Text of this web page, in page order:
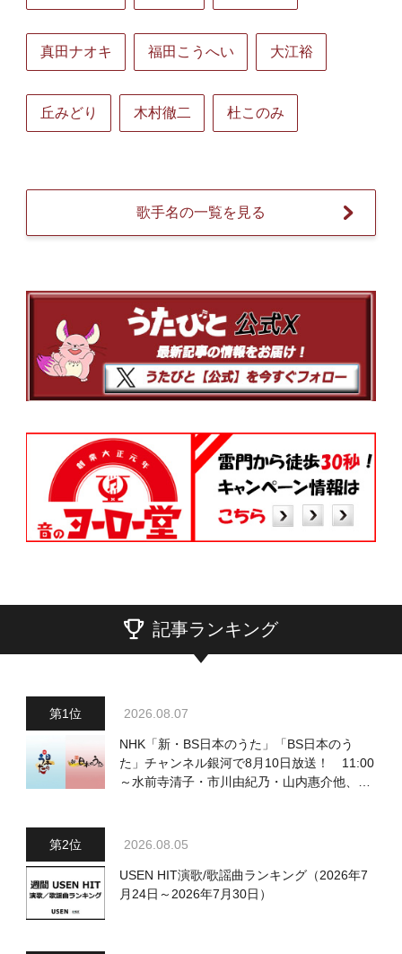
真田ナオキ 福田こうへい 大江裕
丘みどり 木村徹二 杜このみ
歌手名の一覧を見る
記事ランキング
2026.08.07
NHK「新・BS日本のうた」「BS日本のう
た」チャンネル銀河で8月10日放送！ 11:00
～水前寺清子・市川由紀乃・山内惠介他、
2026.08.05
USEN HIT演歌/歌謡曲ランキング（2026年7
月24日～2026年7月30日）